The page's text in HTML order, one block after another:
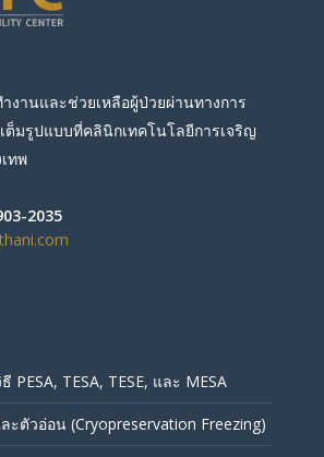
งานและช่วยเหลือผู้ป่วยผ่านทางการ
ต็มรูปแบบที่คลินิกเทคโนโลยีการเจริญ
ทพ
2035
PESA, TESA, TESE, และ MESA
ะตัวอ่อน (Cryopreservation Freezing)